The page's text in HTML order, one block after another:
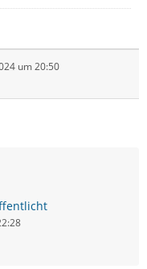
um 20:50